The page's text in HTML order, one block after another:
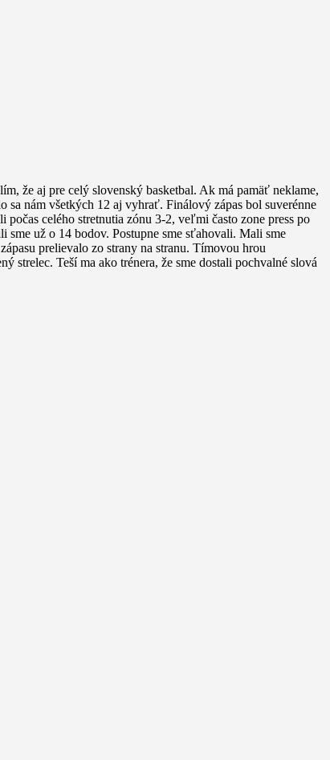
že aj pre celý slovenský basketbal. Ak má pamäť neklame,
nám všetkých 12 aj vyhrať. Finálový zápas bol suverénne
celého stretnutia zónu 3-2, veľmi často zone press po
už o 14 bodov. Postupne sme sťahovali. Mali sme
prelievalo zo strany na stranu. Tímovou hrou
strelec. Teší ma ako trénera, že sme dostali pochvalné slová